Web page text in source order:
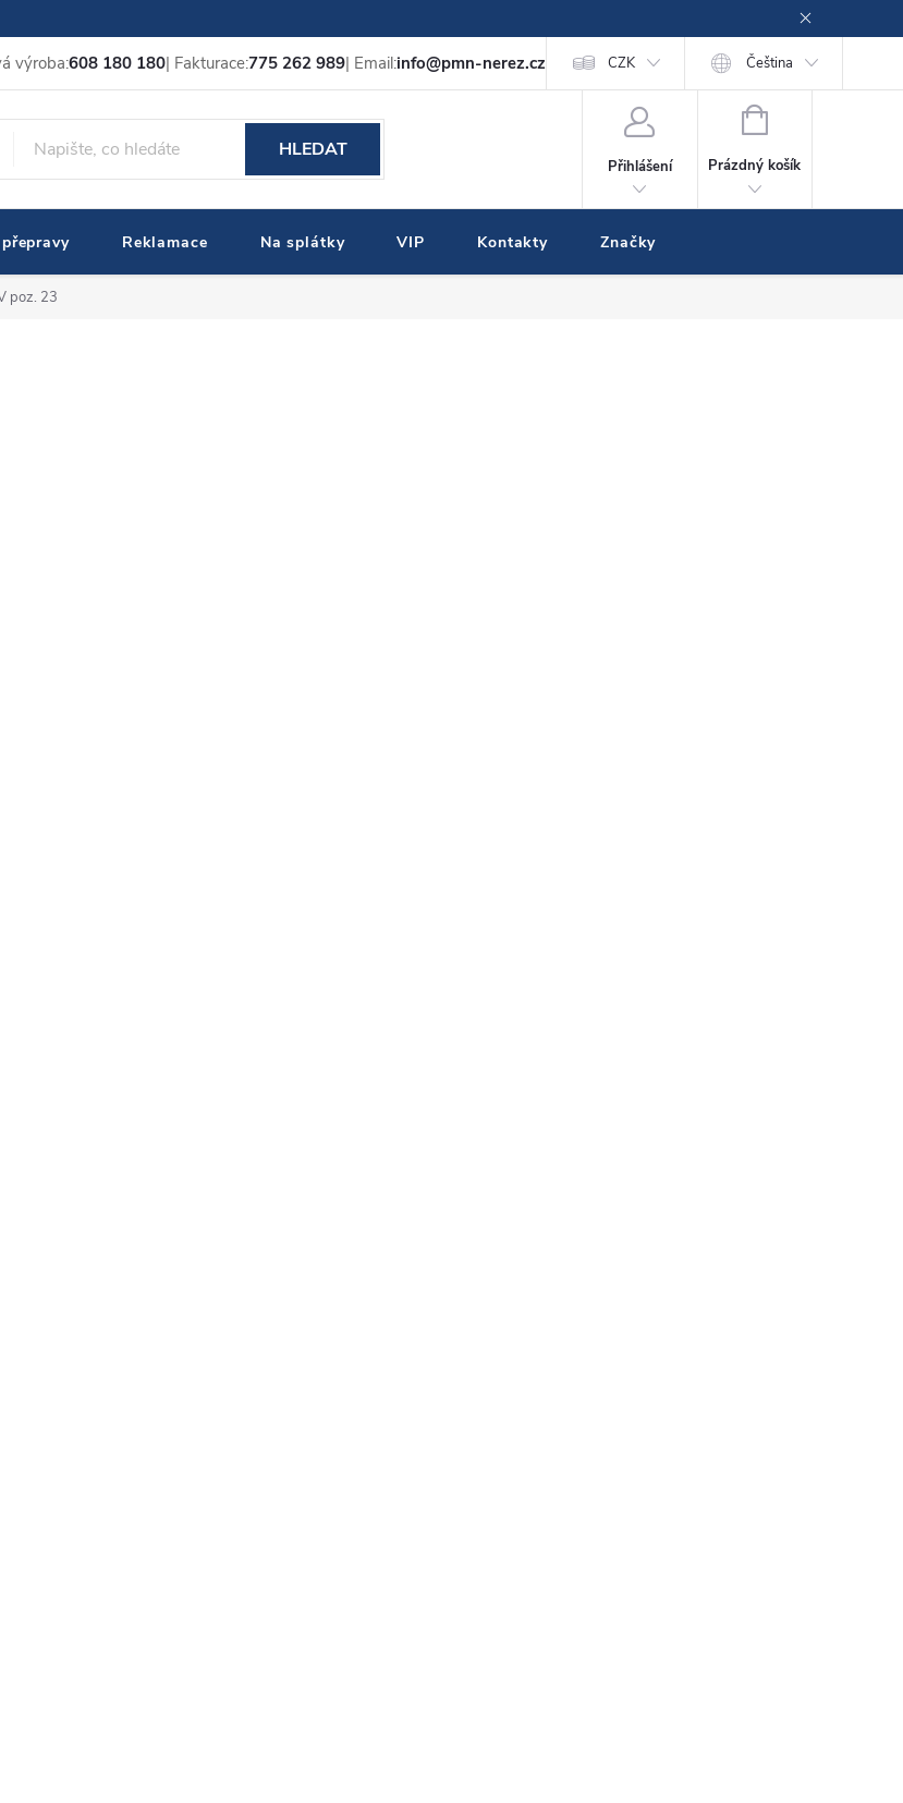
výroba:608 180 180| Fakturace:775 262 989| Email:info@pmn-nerez.cz CZK Čeština
HLEDAT
Přihlášení
NÁKUPNÍ
Prázdný košík
Reklamace Na splátky VIP Kontakty Značky
poz. 23